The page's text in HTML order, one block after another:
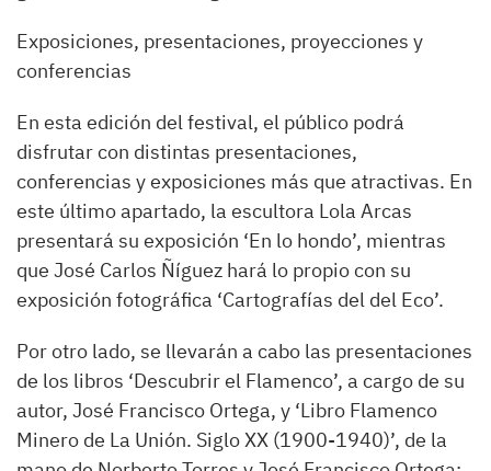
Exposiciones, presentaciones, proyecciones y
conferencias
En esta edición del festival, el público podrá
disfrutar con distintas presentaciones,
conferencias y exposiciones más que atractivas. En
este último apartado, la escultora Lola Arcas
presentará su exposición ‘En lo hondo’, mientras
que José Carlos Ñíguez hará lo propio con su
exposición fotográfica ‘Cartografías del del Eco’.
Por otro lado, se llevarán a cabo las presentaciones
de los libros ‘Descubrir el Flamenco’, a cargo de su
autor, José Francisco Ortega, y ‘Libro Flamenco
Minero de La Unión. Siglo XX (1900-1940)’, de la